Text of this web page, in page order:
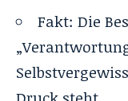
Fakt: Die